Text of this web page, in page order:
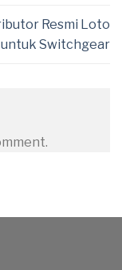
Resmi Loto
untuk Switchgear